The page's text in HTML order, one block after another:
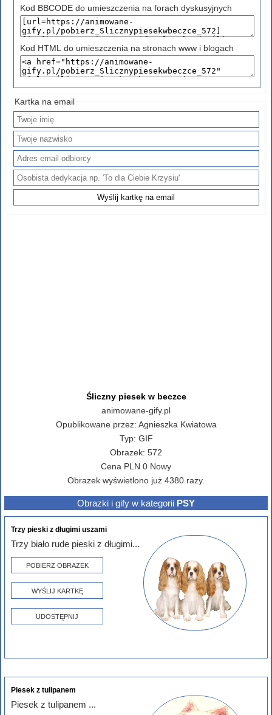
Kod BBCODE do umieszczenia na forach dyskusyjnych
Kod HTML do umieszczenia na stronach www i blogach
Kartka na email
Śliczny piesek w beczce
animowane-gify.pl
Opublikowane przez: Agnieszka Kwiatowa
Typ: GIF
Obrazek: 572
Cena PLN 0 Nowy
Obrazek wyświetlono już 4380 razy.
Obrazki i gify w kategorii PSY
Trzy pieski z długimi uszami
Trzy biało rude pieski z długimi...
POBIERZ OBRAZEK
WYŚLIJ KARTKĘ
UDOSTĘPNIJ
Piesek z tulipanem
Piesek z tulipanem ...